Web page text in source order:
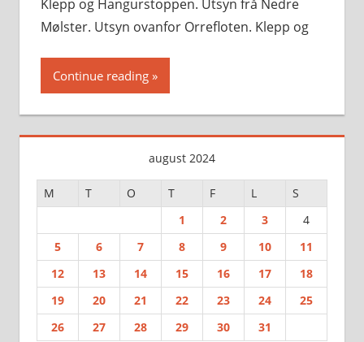
Klepp og Hangurstoppen. Utsyn frå Nedre
Mølster. Utsyn ovanfor Orrefloten. Klepp og
Continue reading
august 2024
M T O T F L
S
1
2 3
4
5
6 7 8 9 10
11
12
13 14 15 16 17
18
19
20 21 22 23 24
25
26
27 28 29 30
31